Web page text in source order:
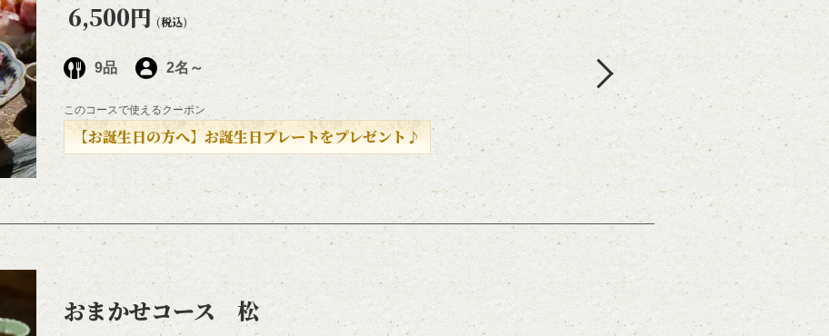
6,500円 (税込)
9品 2名～
このコースで使えるクーポン
【お誕生日の方へ】お誕生日プレートをプレゼント♪
おまかせコース 松